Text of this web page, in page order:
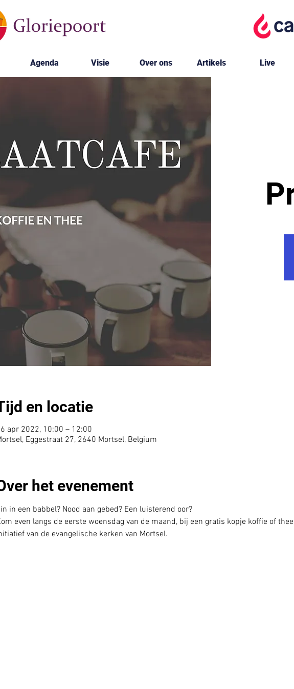
Agenda Visie Over ons Artikels Live
en locatie
apr 2022, 10:00 – 12:00
Eggestraat 27, 2640 Mortsel, Belgium
het evenement
in een babbel? Nood aan gebed? Een luisterend oor?
even langs de eerste woensdag van de maand, bij een gratis kopje koffie of
van de evangelische kerken van Mortsel.